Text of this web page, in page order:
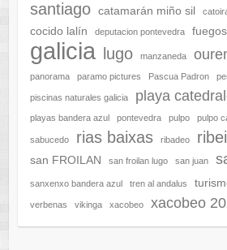
santiago catamarán miño sil
cocido lalín
deputacion pontevedra
galicia lugo manzaneda
panorama paramo pictures Pascua Padron
piscinas naturales galicia playa
playas bandera azul pontevedra pulpo pulpo
sabucedo rias baixas ribadeo
san FROILAN san froilan lugo san juan
sanxenxo bandera azul tren al andalus
verbenas vikinga xacobeo xacobeo